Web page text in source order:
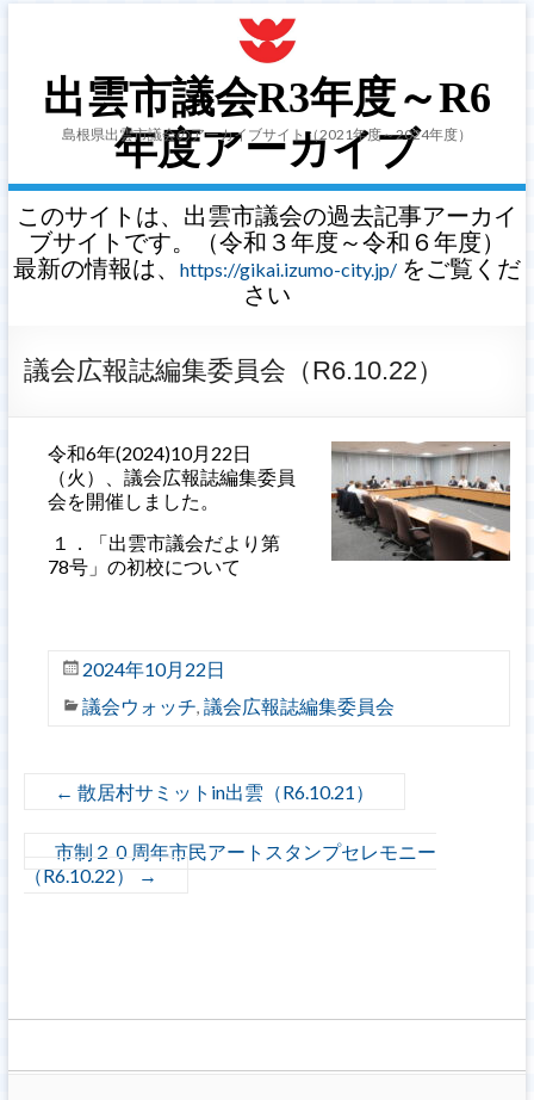
出雲市議会R3年度～R6
年度アーカイブ
島根県出雲市議会のアーカイブサイト（2021年度～2024年度）
このサイトは、出雲市議会の過去記事アーカイ
ブサイトです。（令和３年度～令和６年度）
最新の情報は、
https://gikai.izumo-city.jp/をご覧くだ
さい
議会広報誌編集委員会（R6.10.22）
令和6年(2024)10月22日
（火）、議会広報誌編集委員
会を開催しました。
１．「出雲市議会だより第
78号」の初校について
2024年10月22日
議会ウォッチ, 議会広報誌編集委員会
← 散居村サミットin出雲（R6.10.21）
市制２０周年市民アートスタンプセレモニー
（R6.10.22）
→